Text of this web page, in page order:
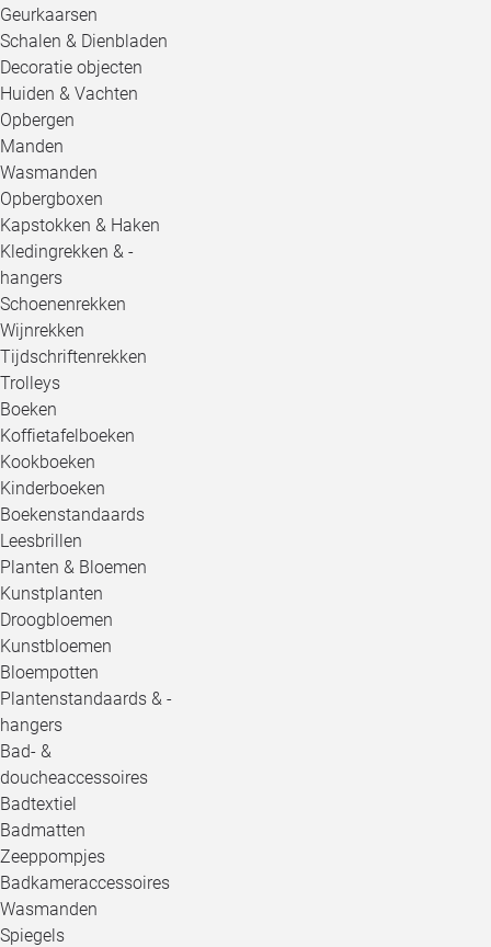
Geurkaarsen
Schalen & Dienbladen
Decoratie objecten
Huiden & Vachten
Opbergen
Manden
Wasmanden
Opbergboxen
Kapstokken & Haken
Kledingrekken & -
hangers
Schoenenrekken
Wijnrekken
Tijdschriftenrekken
Trolleys
Boeken
Koffietafelboeken
Kookboeken
Kinderboeken
Boekenstandaards
Leesbrillen
Planten & Bloemen
Kunstplanten
Droogbloemen
Kunstbloemen
Bloempotten
Plantenstandaards & -
hangers
Bad- &
doucheaccessoires
Badtextiel
Badmatten
Zeeppompjes
Badkameraccessoires
Wasmanden
Spiegels